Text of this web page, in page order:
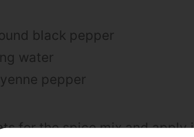
black pepper
water
pepper
for the spice mix and